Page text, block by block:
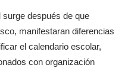
después de que
manifestaran diferencias
el calendario escolar,
con organización